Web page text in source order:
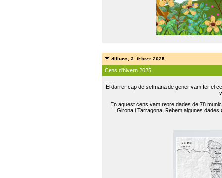
dilluns, 3. febrer 2025
Cens d'hivern 2025
El darrer cap de setmana de gener vam fer el
En aquest cens vam rebre dades de 78
Girona i Tarragona. Rebem algunes